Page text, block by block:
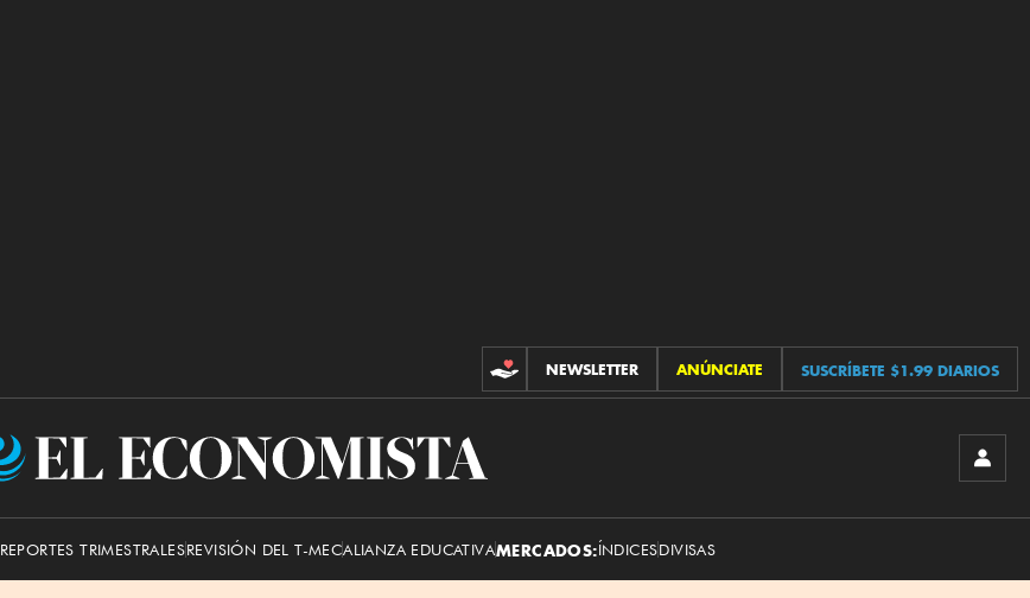
CONTRIBUCIONES
NEWSLETTER ANÚNCIATE SUSCRÍBETE $1.99 DIARIOS
El
REPORTES TRIMESTRALESREVISIÓN DEL T-MECALIANZA EDUCATIVAMERCADOS:ÍNDICESDIVISAS